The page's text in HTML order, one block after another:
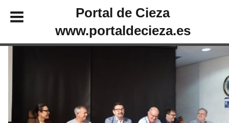
Portal de Cieza
www.portaldecieza.es